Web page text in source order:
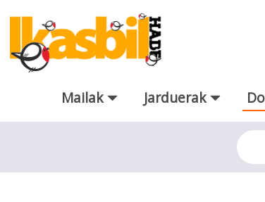
Eduki nagusira joan
Mailak Jarduerak